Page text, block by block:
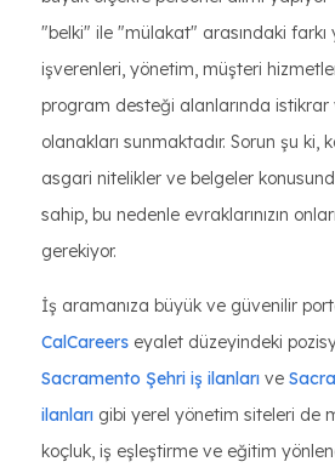
"belki" ile "mülakat" arasındaki
işverenleri, yönetim, müşteri
program desteği alanlarında
olanakları sunmaktadır. Sorun şu ki,
asgari nitelikler ve belgeler
sahip, bu nedenle evraklarınızın
gerekiyor.
İş aramanıza büyük ve güvenilir
CalCareers eyalet düzeyindeki
Sacramento Şehri iş ilanları ve
ilanları gibi yerel yönetim siteleri de
koçluk, iş eşleştirme ve eğitim